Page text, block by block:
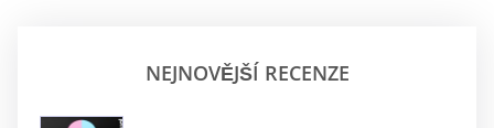
NEJNOVĚJŠÍ RECENZE